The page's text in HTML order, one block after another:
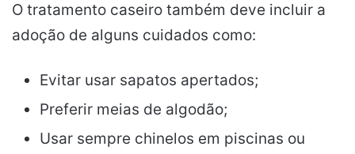
O tratamento caseiro também deve incluir a
adoção de alguns cuidados como:
Evitar usar sapatos apertados;
Preferir meias de algodão;
Usar sempre chinelos em piscinas ou